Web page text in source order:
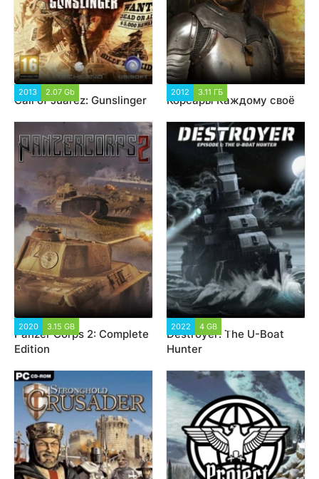
2013 2.07 Gb
Call of Juarez: Gunslinger
2012 3.11 ГБ
Корсары Каждому своё
2020 3.15 GB
Panzer Corps 2: Complete
Edition
2022 4 GB
Destroyer: The U-Boat
Hunter